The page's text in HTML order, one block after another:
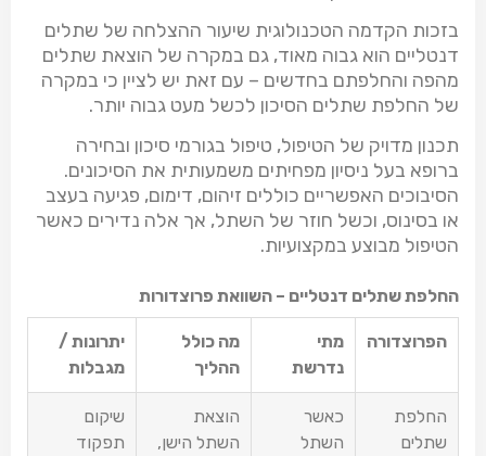
בזכות הקדמה הטכנולוגית שיעור ההצלחה של שתלים
דנטליים הוא גבוה מאוד, גם במקרה של הוצאת שתלים
מהפה והחלפתם בחדשים – עם זאת יש לציין כי במקרה
של החלפת שתלים הסיכון לכשל מעט גבוה יותר.
תכנון מדויק של הטיפול, טיפול בגורמי סיכון ובחירה
ברופא בעל ניסיון מפחיתים משמעותית את הסיכונים.
הסיבוכים האפשריים כוללים זיהום, דימום, פגיעה בעצב
או בסינוס, וכשל חוזר של השתל, אך אלה נדירים כאשר
הטיפול מבוצע במקצועיות.
החלפת שתלים דנטליים – השוואת פרוצדורות
הפרוצדורה
מתי
נדרשת
מה כולל
ההליך
יתרונות /
מגבלות
החלפת
שתלים
כאשר
השתל
הוצאת
השתל הישן,
שיקום
תפקוד